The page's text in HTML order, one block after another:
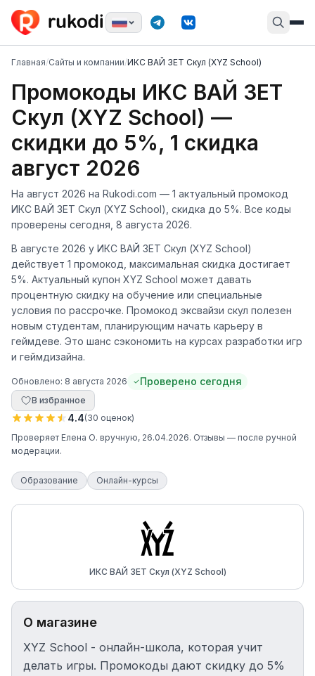
Главная/Сайты и компании/ИКС ВАЙ ЗЕТ Скул (XYZ School)
Промокоды ИКС ВАЙ ЗЕТ
Скул (XYZ School) —
скидки до 5%, 1 скидка
август 2026
На август 2026 на Rukodi.com — 1 актуальный промокод
ИКС ВАЙ ЗЕТ Скул (XYZ School), скидка до 5%. Все коды
проверены сегодня, 8 августа 2026.
В августе 2026 у ИКС ВАЙ ЗЕТ Скул (XYZ School)
действует 1 промокод, максимальная скидка достигает
5%. Актуальный купон XYZ School может давать
процентную скидку на обучение или специальные
условия по рассрочке. Промокод эксвайзи скул полезен
новым студентам, планирующим начать карьеру в
геймдеве. Это шанс сэкономить на курсах разработки игр
и геймдизайна.
Обновлено: 8 августа 2026 Проверено сегодня
В избранное
4.4(30 оценок)
Проверяет Елена О. вручную, 26.04.2026. Отзывы — после ручной
модерации.
Образование Онлайн-курсы
ИКС ВАЙ ЗЕТ Скул (XYZ School)
О магазине
XYZ School - онлайн-школа, которая учит
делать игры. Промокоды дают скидку до 5%